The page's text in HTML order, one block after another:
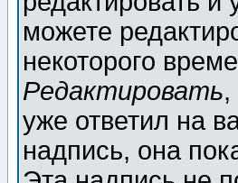
можете
некоторого
Редактировать,
уже ответил на
надпись, она